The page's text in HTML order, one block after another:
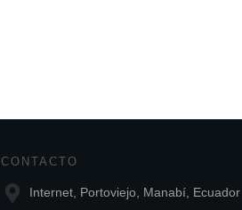
CONTACTO
Internet, Portoviejo, Manabí, Ecuador